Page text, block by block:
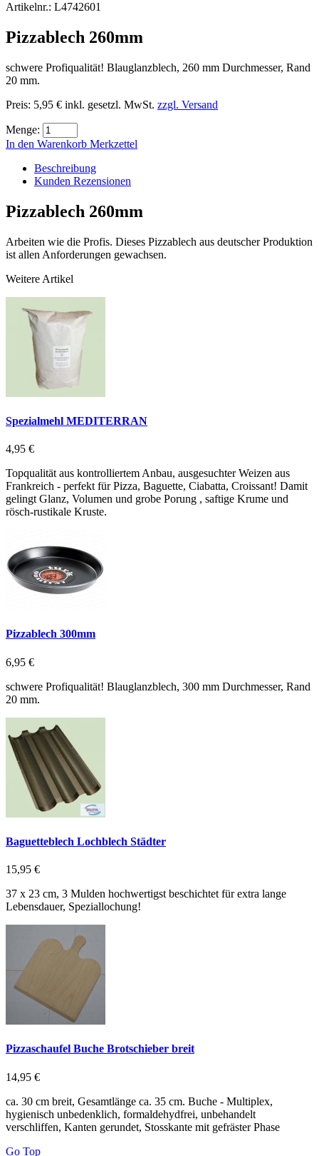
Artikelnr.: L4742601
Pizzablech 260mm
schwere Profiqualität! Blauglanzblech, 260 mm Durchmesser, Rand
20 mm.
Preis: 5,95 € inkl. gesetzl. MwSt. zzgl. Versand
Menge:
In den Warenkorb Merkzettel
Beschreibung
Kunden Rezensionen
Pizzablech 260mm
Arbeiten wie die Profis. Dieses Pizzablech aus deutscher Produktion
ist allen Anforderungen gewachsen.
Weitere Artikel
Spezialmehl MEDITERRAN
4,95 €
Topqualität aus kontrolliertem Anbau, ausgesuchter Weizen aus
Frankreich - perfekt für Pizza, Baguette, Ciabatta, Croissant! Damit
gelingt Glanz, Volumen und grobe Porung , saftige Krume und
rösch-rustikale Kruste.
Pizzablech 300mm
6,95 €
schwere Profiqualität! Blauglanzblech, 300 mm Durchmesser, Rand
20 mm.
Baguetteblech Lochblech Städter
15,95 €
37 x 23 cm, 3 Mulden hochwertigst beschichtet für extra lange
Lebensdauer, Speziallochung!
Pizzaschaufel Buche Brotschieber breit
14,95 €
ca. 30 cm breit, Gesamtlänge ca. 35 cm. Buche - Multiplex,
hygienisch unbedenklich, formaldehydfrei, unbehandelt
verschliffen, Kanten gerundet, Stosskante mit gefräster Phase
Go Top